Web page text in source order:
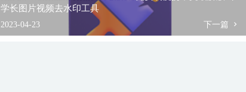
学长图片视频去水印工具
2023-04-23 下一篇